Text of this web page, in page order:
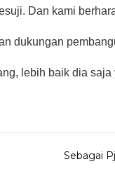
Dan kami
dukungan
lebih baik dia saja
Sebagai